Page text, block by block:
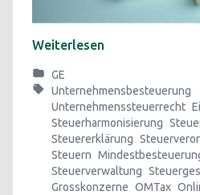
Weiterlesen
GE
Unternehmensbesteuerung
Unternehmenssteuerrecht
Steuerharmonisierung
Steuererklärung
Steuern
Steuerverwaltung
Grosskonzerne OMTax